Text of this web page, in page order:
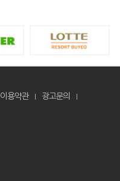
이용약관
광고문의